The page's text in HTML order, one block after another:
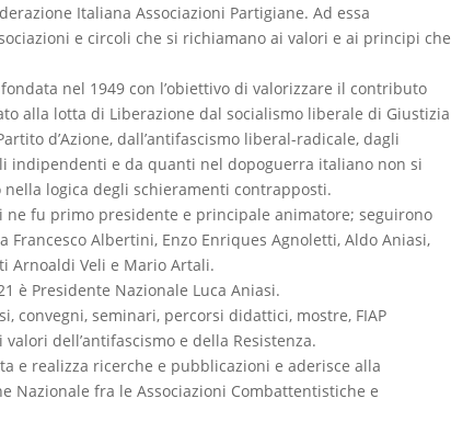
Italiana Associazioni Partigiane. Ad essa
e circoli che si richiamano ai valori e ai principi che
fondata nel 1949 con l’obiettivo di valorizzare il contributo
alla lotta di Liberazione dal socialismo liberale di Giustizia
d’Azione, dall’antifascismo liberal-radicale, dagli
indipendenti e da quanti nel dopoguerra italiano non si
nella logica degli schieramenti contrapposti.
ne fu primo presidente e principale animatore; seguirono
Francesco Albertini, Enzo Enriques Agnoletti, Aldo Aniasi,
Arnoaldi Veli e Mario Artali.
è Presidente Nazionale Luca Aniasi.
convegni, seminari, percorsi didattici, mostre, FIAP
dell’antifascismo e della Resistenza.
e realizza ricerche e pubblicazioni e aderisce alla
Nazionale fra le Associazioni Combattentistiche e